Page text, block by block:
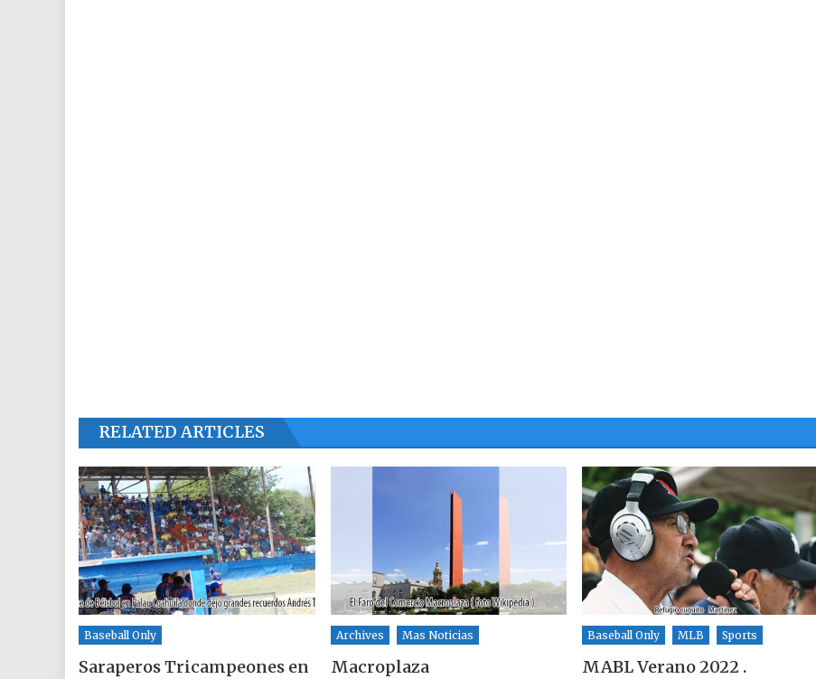
RELATED ARTICLES
Baseball Only
Saraperos Tricampeones en
Archives Mas Noticias
Macroplaza
Baseball Only MLB Sports
MABL Verano 2022 .